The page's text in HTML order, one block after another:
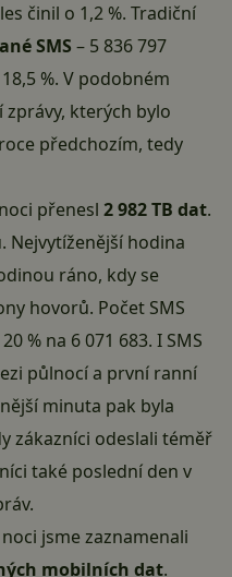
činil o 1,2 %. Tradiční
SMS – 5 836 797
%. V podobném
kterých bylo
předchozím, tedy
přenesl 2 982 TB dat.
Nejvytíženější hodina
ráno, kdy se
hovorů. Počet SMS
% na 6 071 683. I SMS
půlnocí a první ranní
minuta pak byla
zákazníci odeslali téměř
také poslední den v
jsme zaznamenali
mobilních dat.